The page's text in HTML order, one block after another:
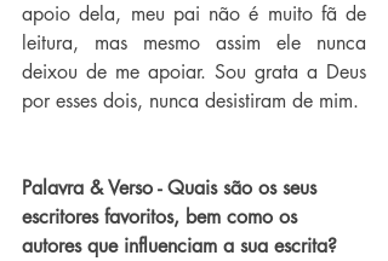
apoio dela, meu pai não é muito fã de
leitura, mas mesmo assim ele nunca
deixou de me apoiar. Sou grata a Deus
por esses dois, nunca desistiram de mim.
Palavra & Verso - Quais são os seus
escritores favoritos, bem como os
autores que influenciam a sua escrita?